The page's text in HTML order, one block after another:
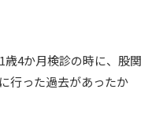
歳4か月検診の時に、股関
行った過去があったか